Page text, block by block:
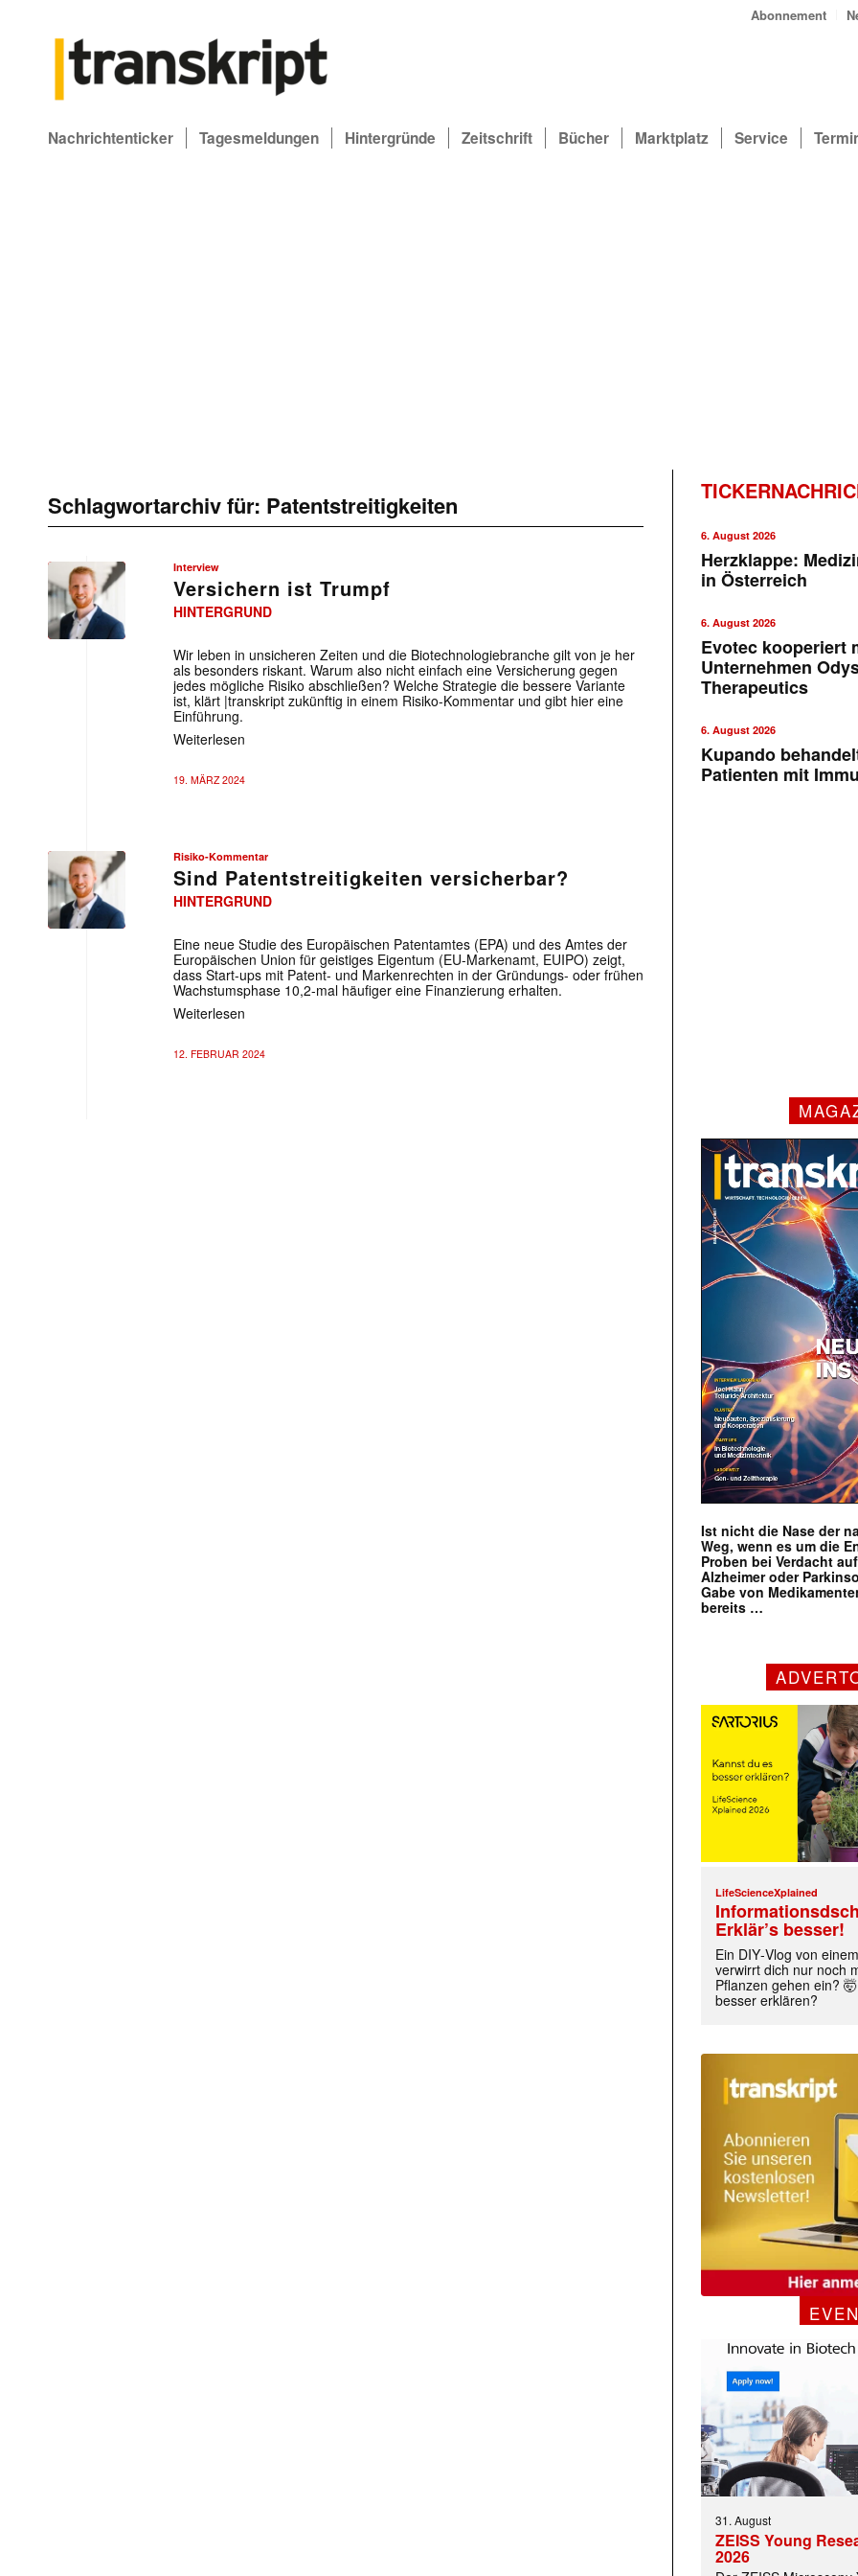
Abonnement
Nachrichtenticker Tagesmeldungen Hintergründe Zeitschrift Bücher Marktplatz Service
Schlagwortarchiv für: Patentstreitigkeiten
Interview
Versichern ist Trumpf
HINTERGRUND
Wir leben in unsicheren Zeiten und die Biotechnologiebranche gilt von je her
als besonders riskant. Warum also nicht einfach eine Versicherung gegen
jedes mögliche Risiko abschließen? Welche Strategie die bessere Variante
ist, klärt |transkript zukünftig in einem Risiko-Kommentar und gibt hier eine
Einführung.
Weiterlesen
19. MÄRZ 2024
Risiko-Kommentar
Sind Patentstreitigkeiten versicherbar?
HINTERGRUND
Eine neue Studie des Europäischen Patentamtes (EPA) und des Amtes der
Europäischen Union für geistiges Eigentum (EU-Markenamt, EUIPO) zeigt,
dass Start-ups mit Patent- und Markenrechten in der Gründungs- oder frühen
Wachstumsphase 10,2-mal häufiger eine Finanzierung erhalten.
Weiterlesen
12. FEBRUAR 2024
6. August 2026
Herzklappe:
in Österreich
6. August 2026
Evotec kooperiert
Unternehmen
Therapeutics
6. August 2026
Kupando
Patienten mit
Ist nicht die Nase der
Weg, wenn es um die
Proben bei Verdacht
Alzheimer oder
Gabe von
bereits …
LifeScienceXplained
Erklär’s besser!
Ein DIY‑Vlog von
verwirrt dich nur noch
Pflanzen gehen ein?
besser erklären?
31. August
ZEISS Young
2026